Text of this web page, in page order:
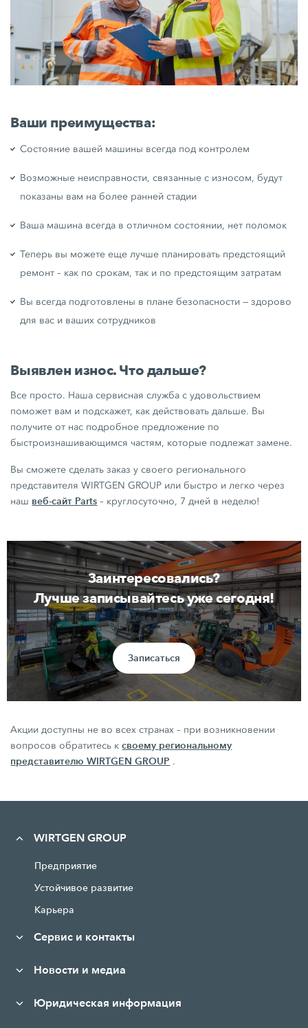
Ваши преимущества:
Состояние вашей машины всегда под контролем
Возможные неисправности, связанные с износом, будут
показаны вам на более ранней стадии
Ваша машина всегда в отличном состоянии, нет поломок
Теперь вы можете еще лучше планировать предстоящий
ремонт – как по срокам, так и по предстоящим затратам
Вы всегда подготовлены в плане безопасности — здорово
для вас и ваших сотрудников
Выявлен износ. Что дальше?
Все просто. Наша сервисная служба с удовольствием
поможет вам и подскажет, как действовать дальше. Вы
получите от нас подробное предложение по
быстроизнашивающимся частям, которые подлежат замене.
Вы сможете сделать заказ у своего регионального
представителя WIRTGEN GROUP или быстро и легко через
наш веб-сайт Parts – круглосуточно, 7 дней в неделю!
Заинтересовались?
Лучше записывайтесь уже сегодня!
Записаться
Акции доступны не во всех странах – при возникновении
вопросов обратитесь ксвоему региональному
представителю WIRTGEN GROUP .
WIRTGEN GROUP
Предприятие
Устойчивое развитие
Карьера
Сервис и контакты
Новости и медиа
Юридическая информация